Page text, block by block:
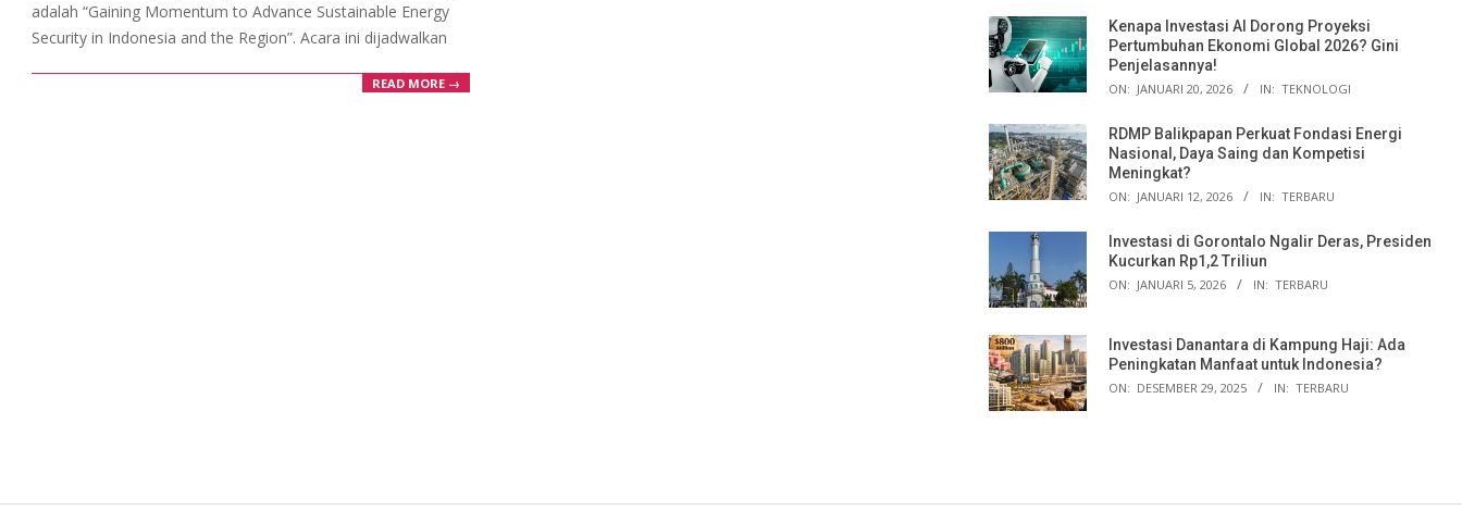
adalah “Gaining Momentum to Advance Sustainable Energy
Security in Indonesia and the Region”. Acara ini dijadwalkan
READ MORE →
Kenapa Investasi AI Dorong Proyeksi
Pertumbuhan Ekonomi Global 2026? Gini
Penjelasannya!
ON: JANUARI 20, 2026 IN: TEKNOLOGI
RDMP Balikpapan Perkuat Fondasi Energi
Nasional, Daya Saing dan Kompetisi
Meningkat?
ON: JANUARI 12, 2026 IN: TERBARU
Investasi di Gorontalo Ngalir Deras, Presiden
Kucurkan Rp1,2 Triliun
ON: JANUARI 5, 2026 IN: TERBARU
Investasi Danantara di Kampung Haji: Ada
Peningkatan Manfaat untuk Indonesia?
ON: DESEMBER 29, 2025 IN: TERBARU